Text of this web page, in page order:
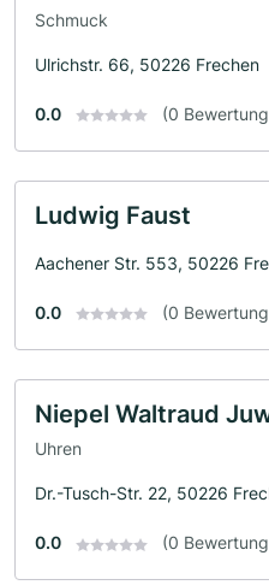
Schmuck
Ulrichstr. 66, 50226 Frechen
0.0 (0
Ludwig Faust
Aachener Str. 553, 50226
0.0 (0
Niepel Waltraud
Uhren
Dr.-Tusch-Str. 22, 50226
0.0 (0